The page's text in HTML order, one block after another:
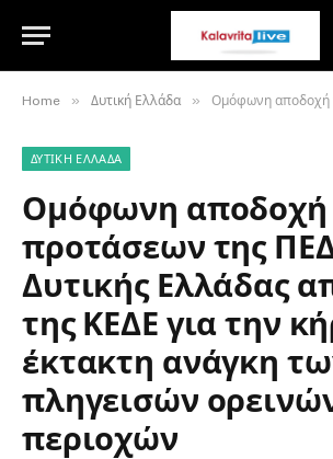
Home » Δυτική Ελλάδα » Ομόφωνη αποδοχή των προτάσεων της ΠΕΔ Δυτικής Ελλάδας από το Δ.Σ.
ΔΥΤΙΚΉ ΕΛΛΆΔΑ
Ομόφωνη αποδοχή
προτάσεων της
Δυτικής Ελλάδας
της ΚΕΔΕ για την
έκτακτη ανάγκη
πληγεισών
περιοχών